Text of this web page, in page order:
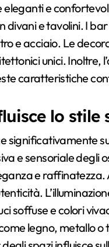
e
divani e tavolini. I
e acciaio. Le
unici. Inoltre,
caratteristiche
lo stile
significativamente
e sensoriale degli
e
soffuse e colori
legno, metallo o